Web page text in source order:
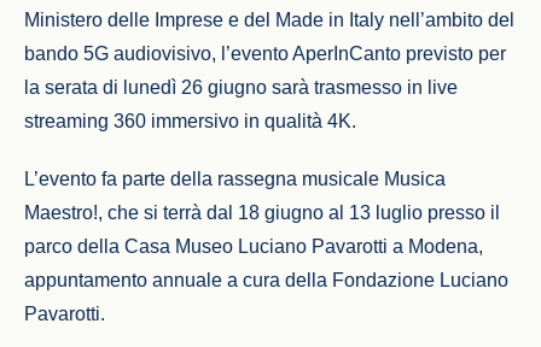
Ministero delle Imprese e del Made in Italy nell’ambito del
bando 5G audiovisivo, l’evento AperInCanto previsto per
la serata di lunedì 26 giugno sarà trasmesso in live
streaming 360 immersivo in qualità 4K.
L’evento fa parte della rassegna musicale Musica
Maestro!, che si terrà dal 18 giugno al 13 luglio presso il
parco della Casa Museo Luciano Pavarotti a Modena,
appuntamento annuale a cura della Fondazione Luciano
Pavarotti.